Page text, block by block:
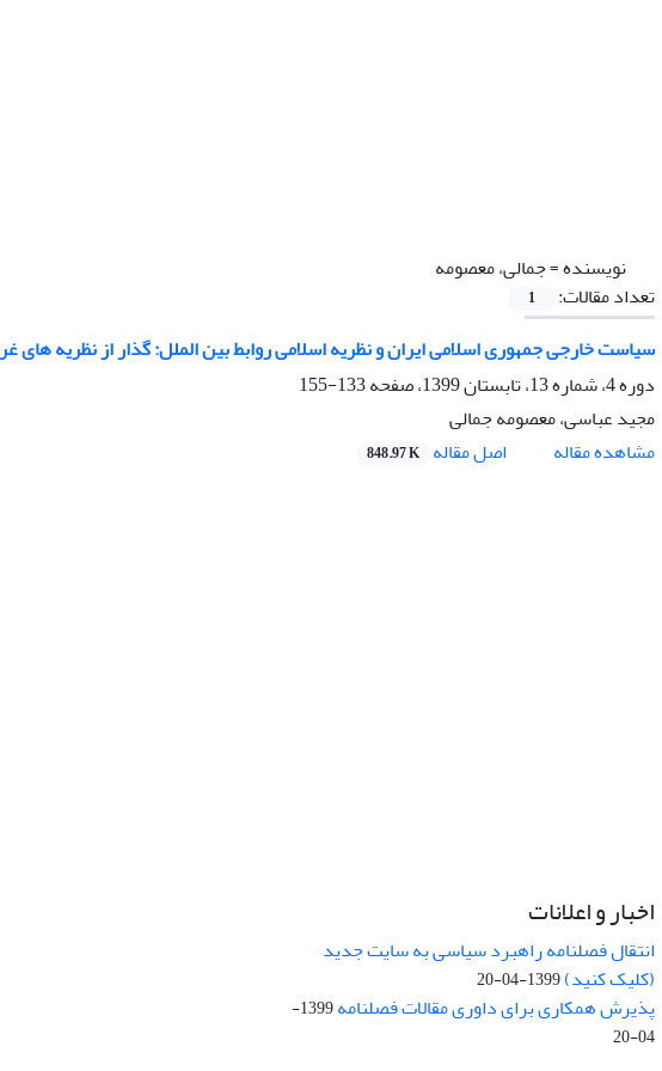
نویسنده =جمالی، معصومه
تعداد مقالات:
1
سیاست خارجی جمهوری اسلامی ایران و نظریه اسلامی روابط بین الملل: گذار از نظریه های
دوره 4، شماره 13، تابستان 1399، صفحه
133-155
مجید عباسی، معصومه جمالی
مشاهده مقاله
اصل مقاله 848.97 K
اخبار و اعلانات
انتقال فصلنامه راهبرد سیاسی به سایت جدید
(کلیک کنید)1399-04-20
پذیرش همکاری برای داوری مقالات فصلنامه
1399-
04-20